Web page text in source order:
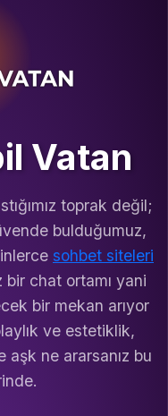
Vatan
toprak değil;
bulduğumuz,
sohbet siteleri
chat ortamı yani
bir mekan arıyor
ve estetiklik,
ne ararsanız bu